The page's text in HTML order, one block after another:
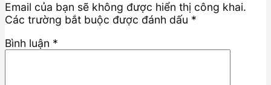
Email của bạn sẽ không được hiển thị công khai.
Các trường bắt buộc được đánh dấu *
Bình luận *